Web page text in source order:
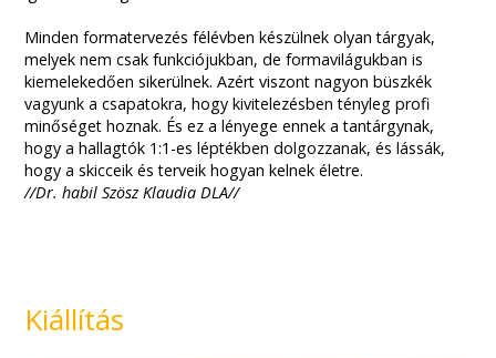
Minden formatervezés félévben készülnek olyan tárgyak,
melyek nem csak funkciójukban, de formavilágukban is
kiemelekedően sikerülnek. Azért viszont nagyon büszkék
vagyunk a csapatokra, hogy kivitelezésben tényleg profi
minőséget hoznak. És ez a lényege ennek a tantárgynak,
hogy a hallagtók 1:1-es léptékben dolgozzanak, és lássák,
hogy a skicceik és terveik hogyan kelnek életre.
//Dr. habil Szösz Klaudia DLA//
Kiállítás